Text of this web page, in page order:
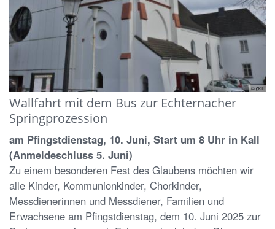
© gkli
Wallfahrt mit dem Bus zur Echternacher
Springprozession
am Pfingstdienstag, 10. Juni, Start um 8 Uhr in Kall
(Anmeldeschluss 5. Juni)
Zu einem besonderen Fest des Glaubens möchten wir
alle Kinder, Kommunionkinder, Chorkinder,
Messdienerinnen und Messdiener, Familien und
Erwachsene am Pfingstdienstag, dem 10. Juni 2025 zur